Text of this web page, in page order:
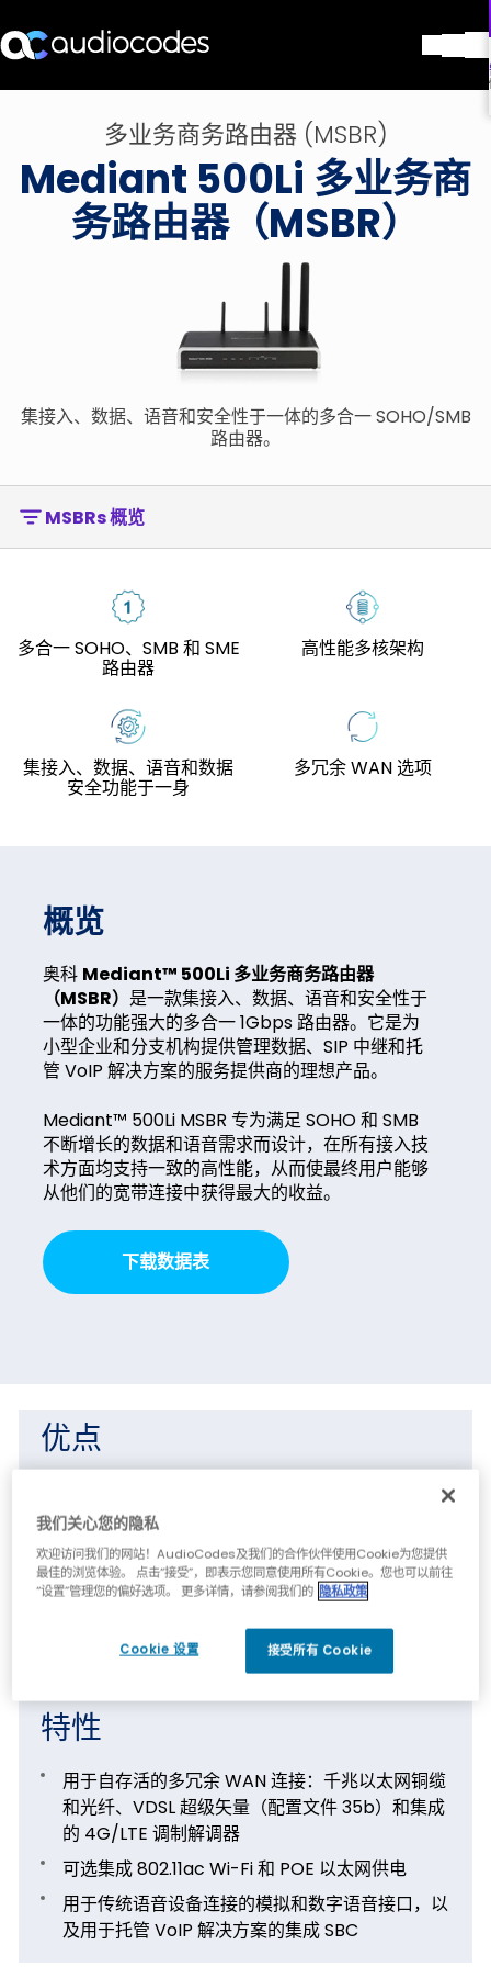
合作伙伴
服务与支持
Stay in the loop
加入我们的分发列表
多业务商务路由器 (MSBR)
Mediant 500Li 多业务商
务路由器（MSBR）
集接入、数据、语音和安全性于一体的多合一 SOHO/SMB
路由器。
MSBRs 概览
多合一 SOHO、SMB 和 SME
路由器
高性能多核架构
集接入、数据、语音和数据
安全功能于一身
多冗余 WAN 选项
概览
奥科 Mediant™ 500Li 多业务商务路由器
（MSBR） 是一款集接入、数据、语音和安全性于
一体的功能强大的多合一 1Gbps 路由器。它是为
小型企业和分支机构提供管理数据、SIP 中继和托
管 VoIP 解决方案的服务提供商的理想产品。
Mediant™ 500Li MSBR 专为满足 SOHO 和 SMB
不断增长的数据和语音需求而设计，在所有接入技
术方面均支持一致的高性能，从而使最终用户能够
从他们的宽带连接中获得最大的收益。
下载数据表
优点
分支机构到云或分支机构到数据中心连接的安全通
道
一体机产品，非常适合任何全 IP 迁移场景
广域网故障时，数据和电话服务的自存活和恢复能
特性
用于自存活的多冗余 WAN 连接：千兆以太网铜缆
和光纤、VDSL 超级矢量（配置文件 35b）和集成
的 4G/LTE 调制解调器
可选集成 802.11ac Wi-Fi 和 POE 以太网供电
用于传统语音设备连接的模拟和数字语音接口，以
及用于托管 VoIP 解决方案的集成 SBC
我们关心您的隐私
欢迎访问我们的网站！AudioCodes及我们的合作伙伴使用Cookie为您提供
最佳的浏览体验。 点击“接受”，即表示您同意使用所有Cookie。您也可以前往
“设置”管理您的偏好选项。 更多详情，请参阅我们的 隐私政策
Cookie 设置 接受所有 Cookie